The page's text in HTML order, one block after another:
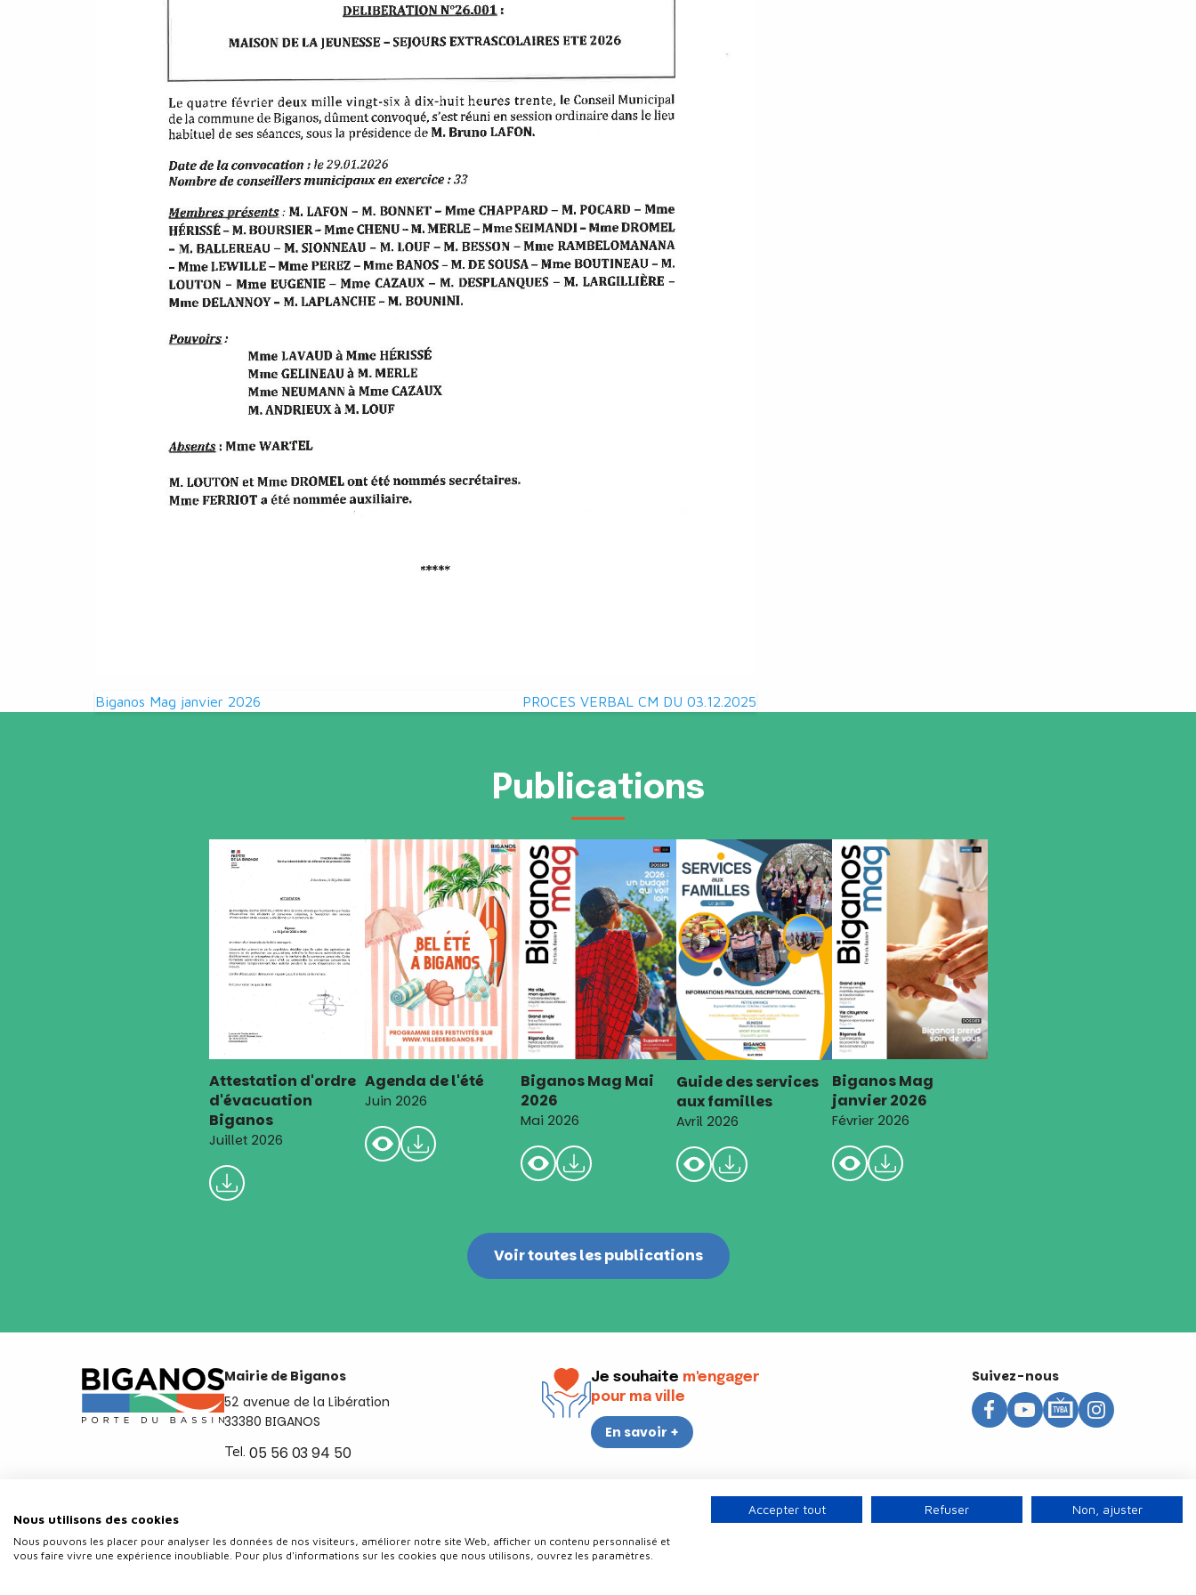
Navigation
Biganos Mag janvier 2026 PROCES VERBAL CM DU 03.12.2025
Publications
Attestation d'ordre
d'évacuation
Biganos
Juillet 2026
Agenda de l'été
Juin 2026
Biganos Mag Mai
2026
Mai 2026
Guide des services
aux familles
Avril 2026
Biganos Mag
janvier 2026
Février 2026
Voir toutes les publications
Mairie de Biganos
52 avenue de la Libération
33380 BIGANOS
Tel. 05 56 03 94 50
Je souhaite m'engager
pour ma ville
En savoir +
Suivez-nous
ContactPolitique de confidentialitéPlan du site
Nous utilisons des cookies
Nous pouvons les placer pour analyser les données de nos visiteurs, améliorer notre site Web, afficher un contenu personnalisé et
vous faire vivre une expérience inoubliable. Pour plus d'informations sur les cookies que nous utilisons, ouvrez les paramètres.
Accepter tout Refuser Non, ajuster